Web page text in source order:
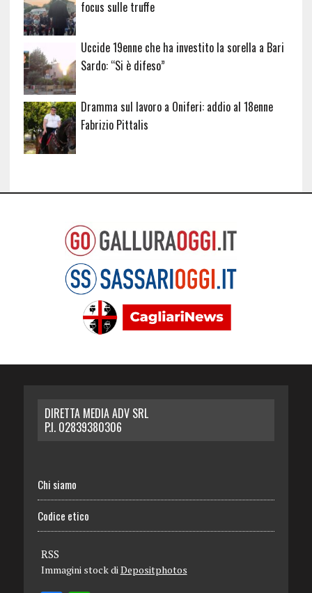
focus sulle truffe
Uccide 19enne che ha investito la sorella a Bari
Sardo: “Si è difeso”
Dramma sul lavoro a Oniferi: addio al 18enne
Fabrizio Pittalis
DIRETTA MEDIA ADV SRL
P.I. 02839380306
Chi siamo
Codice etico
RSS
Immagini stock diDepositphotos